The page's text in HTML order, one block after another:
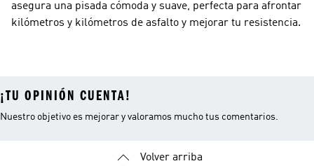
asegura una pisada cómoda y suave, perfecta para afrontar
kilómetros y kilómetros de asfalto y mejorar tu resistencia.
¡TU OPINIÓN CUENTA!
Nuestro objetivo es mejorar y valoramos mucho tus comentarios.
Volver arriba